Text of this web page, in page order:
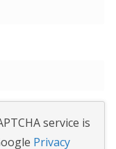
service is
Privacy